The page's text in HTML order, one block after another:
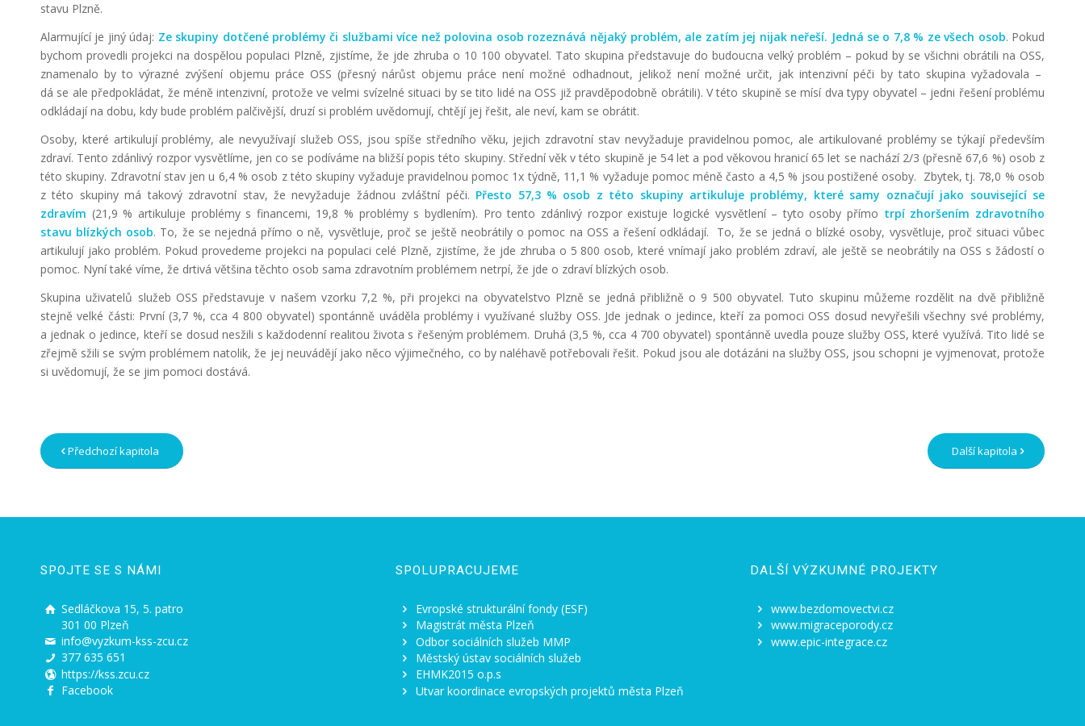
stavu Plzně.
Alarmující je jiný údaj: Ze skupiny dotčené problémy či službami více než polovina osob rozeznává nějaký problém, ale zatím jej nijak neřeší. Jedná se o 7,8 % ze všech osob. Pokud
bychom provedli projekci na dospělou populaci Plzně, zjistíme, že jde zhruba o 10 100 obyvatel. Tato skupina představuje do budoucna velký problém – pokud by se všichni obrátili na OSS,
znamenalo by to výrazné zvýšení objemu práce OSS (přesný nárůst objemu práce není možné odhadnout, jelikož není možné určit, jak intenzivní péči by tato skupina vyžadovala –
dá se ale předpokládat, že méně intenzivní, protože ve velmi svízelné situaci by se tito lidé na OSS již pravděpodobně obrátili). V této skupině se mísí dva typy obyvatel – jedni řešení problému
odkládají na dobu, kdy bude problém palčivější, druzí si problém uvědomují, chtějí jej řešit, ale neví, kam se obrátit.
Osoby, které artikulují problémy, ale nevyužívají služeb OSS, jsou spíše středního věku, jejich zdravotní stav nevyžaduje pravidelnou pomoc, ale artikulované problémy se týkají především
zdraví. Tento zdánlivý rozpor vysvětlíme, jen co se podíváme na bližší popis této skupiny. Střední věk v této skupině je 54 let a pod věkovou hranicí 65 let se nachází 2/3 (přesně 67,6 %) osob z
této skupiny. Zdravotní stav jen u 6,4 % osob z této skupiny vyžaduje pravidelnou pomoc 1x týdně, 11,1 % vyžaduje pomoc méně často a 4,5 % jsou postižené osoby. Zbytek, tj. 78,0 % osob
z této skupiny má takový zdravotní stav, že nevyžaduje žádnou zvláštní péči. Přesto 57,3 % osob z této skupiny artikuluje problémy, které samy označují jako související se
zdravím (21,9 % artikuluje problémy s financemi, 19,8 % problémy s bydlením). Pro tento zdánlivý rozpor existuje logické vysvětlení – tyto osoby přímo trpí zhoršením zdravotního
stavu blízkých osob. To, že se nejedná přímo o ně, vysvětluje, proč se ještě neobrátily o pomoc na OSS a řešení odkládají. To, že se jedná o blízké osoby, vysvětluje, proč situaci vůbec
artikulují jako problém. Pokud provedeme projekci na populaci celé Plzně, zjistíme, že jde zhruba o 5 800 osob, které vnímají jako problém zdraví, ale ještě se neobrátily na OSS s žádostí o
pomoc. Nyní také víme, že drtivá většina těchto osob sama zdravotním problémem netrpí, že jde o zdraví blízkých osob.
Skupina uživatelů služeb OSS představuje v našem vzorku 7,2 %, při projekci na obyvatelstvo Plzně se jedná přibližně o 9 500 obyvatel. Tuto skupinu můžeme rozdělit na dvě přibližně
stejně velké části: První (3,7 %, cca 4 800 obyvatel) spontánně uváděla problémy i využívané služby OSS. Jde jednak o jedince, kteří za pomoci OSS dosud nevyřešili všechny své problémy,
a jednak o jedince, kteří se dosud nesžili s každodenní realitou života s řešeným problémem. Druhá (3,5 %, cca 4 700 obyvatel) spontánně uvedla pouze služby OSS, které využívá. Tito lidé se
zřejmě sžili se svým problémem natolik, že jej neuvádějí jako něco výjimečného, co by naléhavě potřebovali řešit. Pokud jsou ale dotázáni na služby OSS, jsou schopni je vyjmenovat, protože
si uvědomují, že se jim pomoci dostává.
Předchozí kapitola Další kapitola
SPOJTE SE S NÁMI
Sedláčkova 15, 5. patro
301 00 Plzeň
info@vyzkum-kss-zcu.cz
377 635 651
https://kss.zcu.cz
Facebook
SPOLUPRACUJEME
Evropské strukturální fondy (ESF)
Magistrát města Plzeň
Odbor sociálních služeb MMP
Městský ústav sociálních služeb
EHMK2015 o.p.s
Utvar koordinace evropských projektů města Plzeň
DALŠÍ VÝZKUMNÉ PROJEKTY
www.bezdomovectvi.cz
www.migraceporody.cz
www.epic-integrace.cz